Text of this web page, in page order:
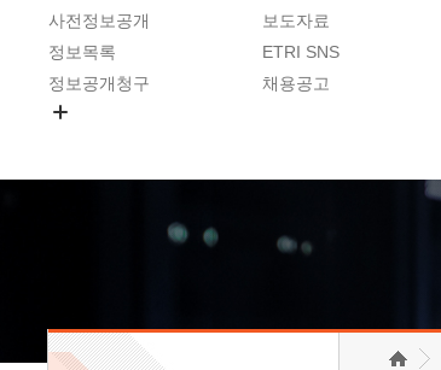
사전정보공개
정보목록
정보공개청구
보도자료
ETRI SNS
채용공고